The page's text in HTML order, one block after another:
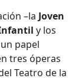
–la Joven
y los
papel
tres óperas
Teatro de la